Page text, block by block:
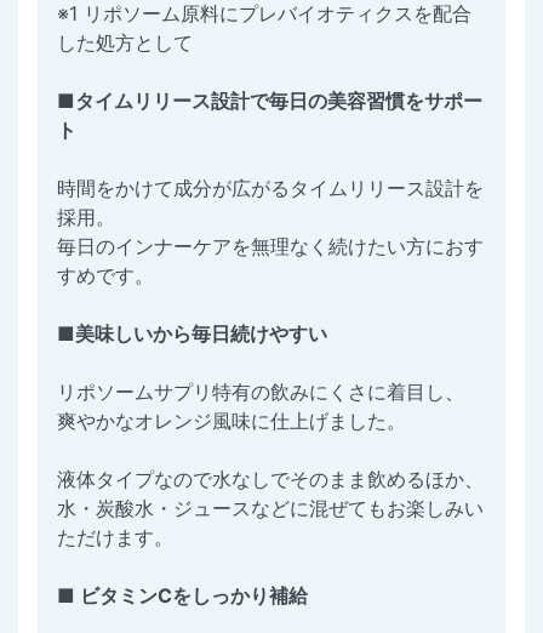
※1 リポソーム原料にプレバイオティクスを配合
した処方として
■タイムリリース設計で毎日の美容習慣をサポー
ト
時間をかけて成分が広がるタイムリリース設計を
採用。
毎日のインナーケアを無理なく続けたい方におす
すめです。
■美味しいから毎日続けやすい
リポソームサプリ特有の飲みにくさに着目し、
爽やかなオレンジ風味に仕上げました。
液体タイプなので水なしでそのまま飲めるほか、
水・炭酸水・ジュースなどに混ぜてもお楽しみい
ただけます。
■ ビタミンCをしっかり補給